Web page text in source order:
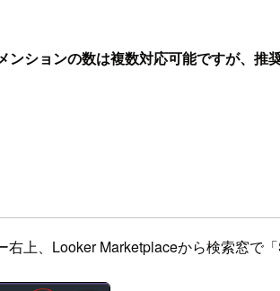
ションの数は複数対応可能ですが、推
上、Looker Marketplaceから検索窓で